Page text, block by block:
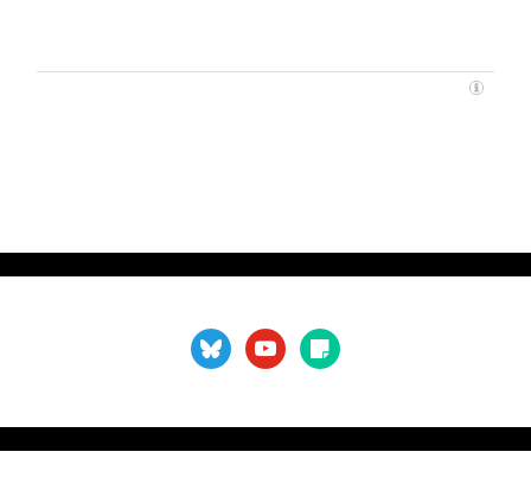
blueskyyoutubesticky-
note